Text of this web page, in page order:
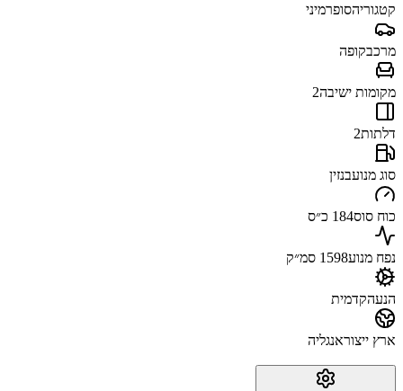
קטגוריהסופרמיני
מרכבקופה
מקומות ישיבה2
דלתות2
סוג מנועבנזין
כוח סוס184 כ״ס
נפח מנוע1598 סמ״ק
הנעהקדמית
ארץ ייצוראנגליה